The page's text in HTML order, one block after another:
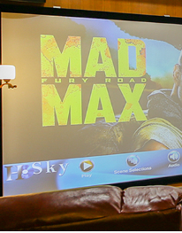
智能家庭影院
奢华会所KTV
声学处理工程